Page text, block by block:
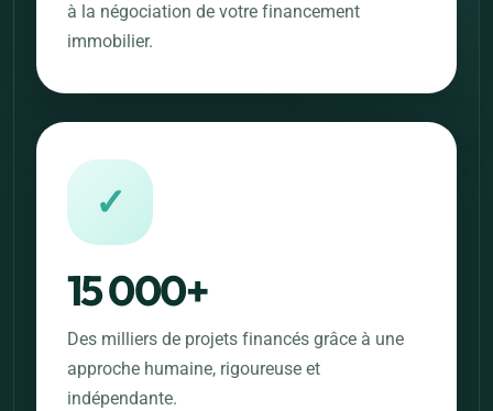
à la négociation de votre financement
immobilier.
✓
15 000+
Des milliers de projets financés grâce à une
approche humaine, rigoureuse et
indépendante.